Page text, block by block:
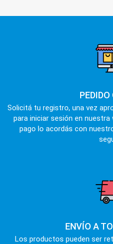
Solicitá tu registro, una vez
para iniciar sesión en nuestra
pago lo acordás con
ENVÍO A
Los productos pueden ser